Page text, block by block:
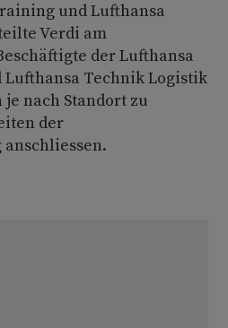
und Lufthansa
Verdi am
der Lufthansa
Technik Logistik
nach Standort zu
der